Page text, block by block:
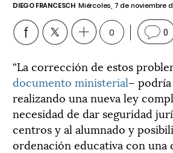
DIEGO FRANCESCH Miércoles, 7 de noviembre
0 0
“La corrección de estos
documento ministerial–
realizando una nueva ley
necesidad de dar seguridad
centros y al alumnado y
ordenación educativa con una